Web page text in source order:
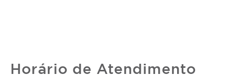
Horário de Atendimento